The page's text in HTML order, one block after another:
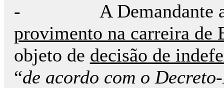
- A Demandante
provimento na carreira de
objeto de decisão de
“de acordo com o